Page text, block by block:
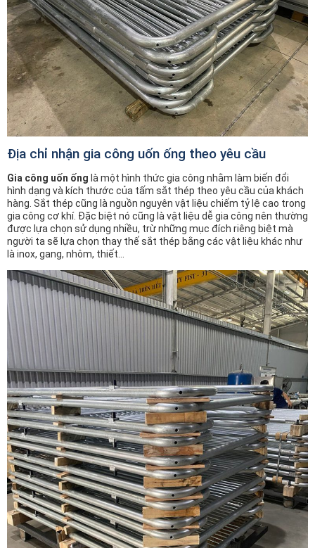
Địa chỉ nhận gia công uốn ống theo yêu cầu
Gia công uốn ống là một hình thức gia công nhằm làm biến đổi
hình dạng và kích thước của tấm sắt thép theo yêu cầu của khách
hàng. Sắt thép cũng là nguồn nguyên vật liệu chiếm tỷ lệ cao trong
gia công cơ khí. Đặc biệt nó cũng là vật liệu dễ gia công nên thường
được lựa chọn sử dụng nhiều, trừ những mục đích riêng biệt mà
người ta sẽ lựa chọn thay thế sắt thép bằng các vật liệu khác như
là inox, gang, nhôm, thiết…